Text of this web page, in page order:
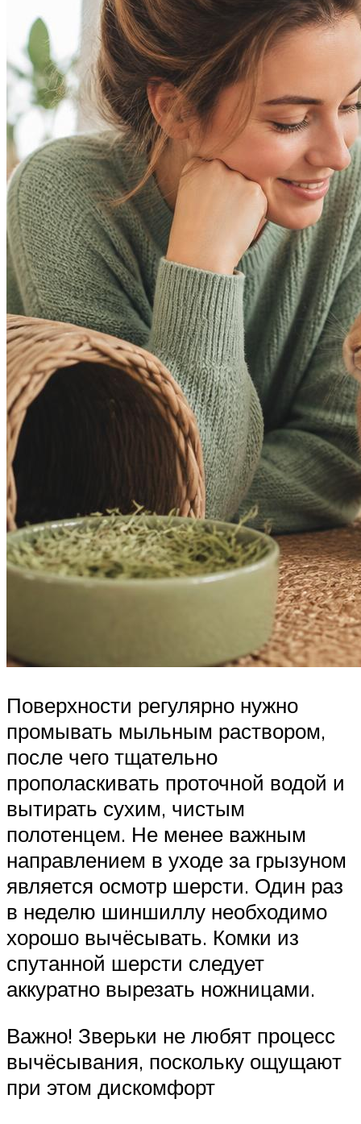
Поверхности регулярно нужно
промывать мыльным раствором,
после чего тщательно
прополаскивать проточной водой и
вытирать сухим, чистым
полотенцем. Не менее важным
направлением в уходе за грызуном
является осмотр шерсти. Один раз
в неделю шиншиллу необходимо
хорошо вычёсывать. Комки из
спутанной шерсти следует
аккуратно вырезать ножницами.
Важно! Зверьки не любят процесс
вычёсывания, поскольку ощущают
при этом дискомфорт